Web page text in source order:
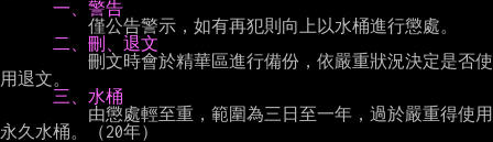
一、警告
二、刪、退文
用退文。
三、水桶
永久水桶。（20年）